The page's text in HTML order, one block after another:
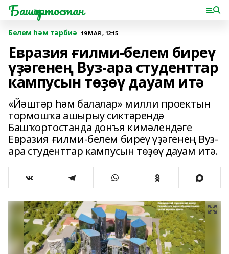
Башҡортостан
Белем һәм тәрбиә 19 МАЯ , 12:15
Евразия ғилми-белем биреү
үҙәгенең Вуз-ара студенттар
кампусын төҙөү дауам итә
«Йәштәр һәм балалар» милли проектын
тормошҡа ашырыу сиктәрендә
Башҡортостанда донъя кимәлендәге
Евразия ғилми-белем биреү үҙәгенең Вуз-
ара студенттар кампусын төҙөү дауам итә.